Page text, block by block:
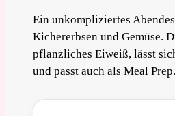
Ein unkompliziertes
Kichererbsen und Gemüse.
pflanzliches Eiweiß, lässt
und passt auch als Meal Prep.